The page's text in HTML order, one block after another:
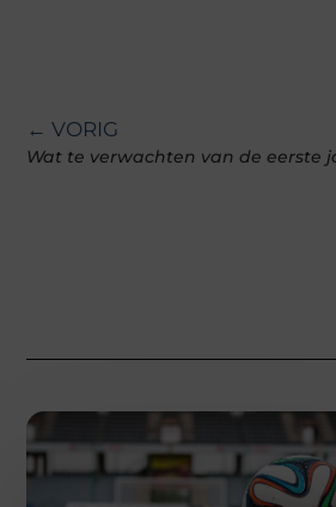
← VORIG
Wat te verwachten van de eerste